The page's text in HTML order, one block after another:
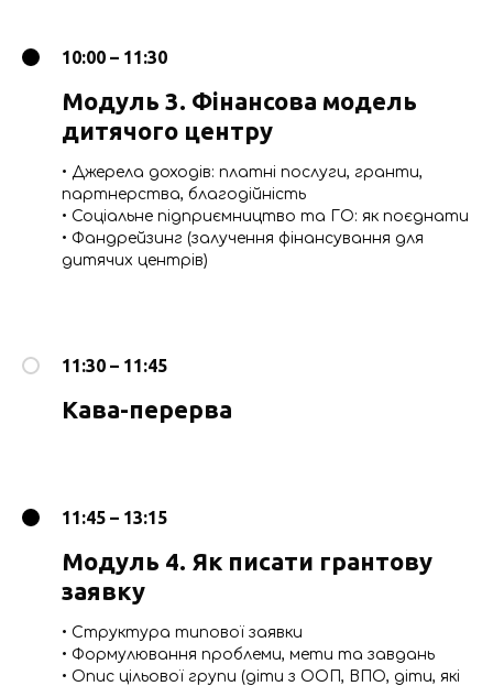
10:00 – 11:30
Модуль 3. Фінансова модель
дитячого центру
• Джерела доходів: платні послуги, гранти,
партнерства, благодійність
• Соціальне підприємництво та ГО: як поєднати
• Фандрейзинг (залучення фінансування для
дитячих центрів)
11:30 – 11:45
Кава-перерва
11:45 – 13:15
Модуль 4. Як писати грантову
заявку
• Структура типової заявки
• Формулювання проблеми, мети та завдань
• Опис цільової групи (діти з ООП, ВПО, діти, які